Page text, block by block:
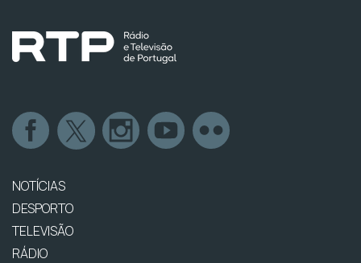
NOTÍCIAS
DESPORTO
TELEVISÃO
RÁDIO